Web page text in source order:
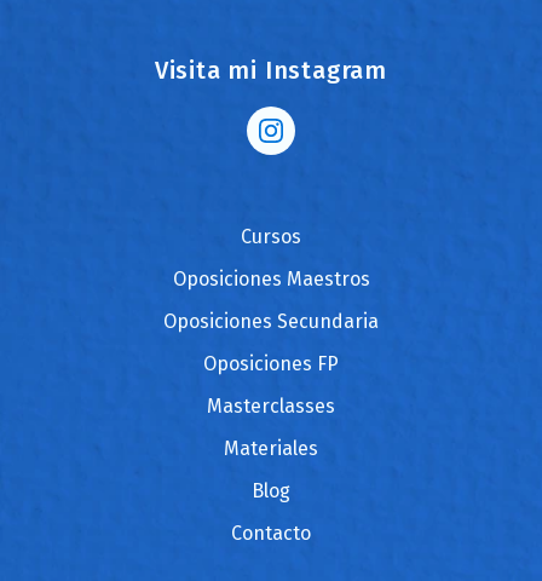
Visita mi Instagram
Cursos
Oposiciones Maestros
Oposiciones Secundaria
Oposiciones FP
Masterclasses
Materiales
Blog
Contacto